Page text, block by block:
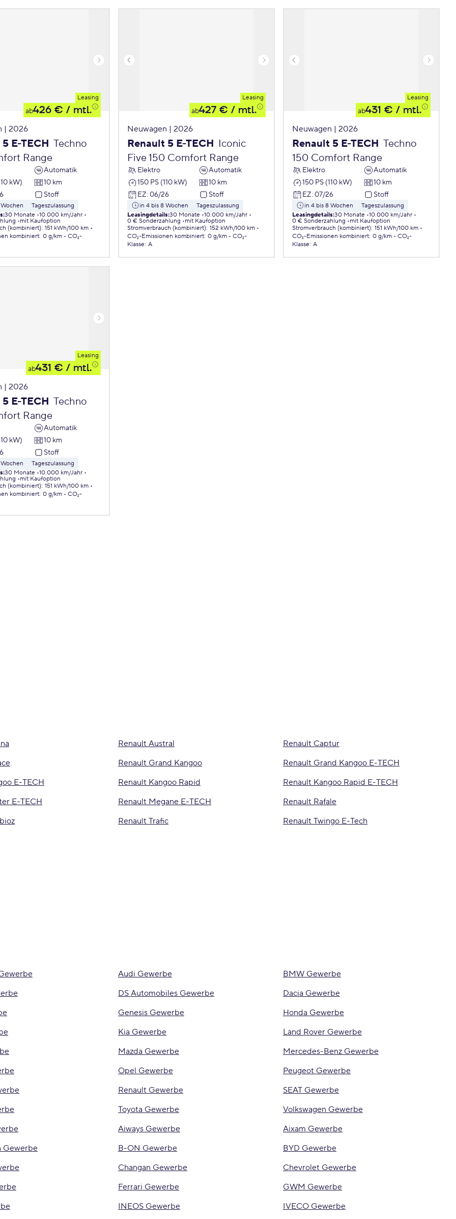
Leasing
ab426 € / mtl.
| 2026
E-TECH Techno
Range
Automatik
kW)
10 km
Stoff
Tageszulassung
:30 Monate 10.000 km/Jahr
mit Kaufoption
(kombiniert): 151 kWh/100 km
kombiniert: 0 g/km
CO₂-
Leasing
ab427 € / mtl.
Neuwagen | 2026
Renault 5 E-TECH Iconic
Five 150 Comfort Range
Elektro
Automatik
150 PS (110 kW)
10 km
EZ: 06/26 Stoff
in 4 bis 8 Wochen
Tageszulassung
Leasingdetails:30 Monate 10.000 km/Jahr
0 € Sonderzahlung
mit Kaufoption
Stromverbrauch (kombiniert): 152 kWh/100 km
CO₂-Emissionen kombiniert: 0 g/km
CO₂-
Klasse: A
Leasing
ab431 € / mtl.
Neuwagen | 2026
Renault 5 E-TECH Techno
150 Comfort Range
Elektro
Automatik
150 PS (110 kW)
10 km
EZ: 07/26 Stoff
in 4 bis 8 Wochen
Tageszulassung
Leasingdetails:30 Monate 10.000 km/Jahr
0 € Sonderzahlung
mit Kaufoption
Stromverbrauch (kombiniert): 151 kWh/100 km
CO₂-Emissionen kombiniert: 0 g/km
CO₂-
Klasse: A
Leasing
ab431 € / mtl.
| 2026
E-TECH Techno
Range
Automatik
kW)
10 km
Stoff
Tageszulassung
:30 Monate 10.000 km/Jahr
mit Kaufoption
(kombiniert): 151 kWh/100 km
kombiniert: 0 g/km
CO₂-
Renault Austral
Renault Captur
Renault Grand Kangoo
Renault Grand Kangoo E-TECH
E-TECH Renault Kangoo Rapid
Renault Kangoo Rapid E-TECH
E-TECH Renault Megane E-TECH
Renault Rafale
Renault Trafic Renault Twingo E-Tech
Audi Gewerbe
BMW Gewerbe
DS Automobiles Gewerbe
Dacia Gewerbe
Genesis Gewerbe
Honda Gewerbe
Kia Gewerbe
Land Rover Gewerbe
Mazda Gewerbe
Mercedes-Benz Gewerbe
Opel Gewerbe
Peugeot Gewerbe
Renault Gewerbe
SEAT Gewerbe
Toyota Gewerbe
Volkswagen Gewerbe
Aiways Gewerbe
Aixam Gewerbe
Gewerbe B-ON Gewerbe
BYD Gewerbe
Changan Gewerbe
Chevrolet Gewerbe
Ferrari Gewerbe
GWM Gewerbe
INEOS Gewerbe IVECO Gewerbe